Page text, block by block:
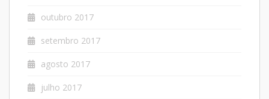
outubro 2017
setembro 2017
agosto 2017
julho 2017